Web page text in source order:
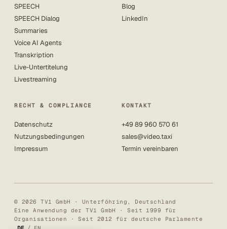
SPEECH
SPEECH Dialog
Summaries
Voice AI Agents
Transkription
Live-Untertitelung
Livestreaming
Blog
LinkedIn
RECHT & COMPLIANCE
Datenschutz
Nutzungsbedingungen
Impressum
KONTAKT
+49 89 960 570 61
sales@video.taxi
Termin vereinbaren
© 2026 TV1 GmbH · Unterföhring, Deutschland
Eine Anwendung der TV1 GmbH · Seit 1999 für
Organisationen · Seit 2012 für deutsche Parlamente
/